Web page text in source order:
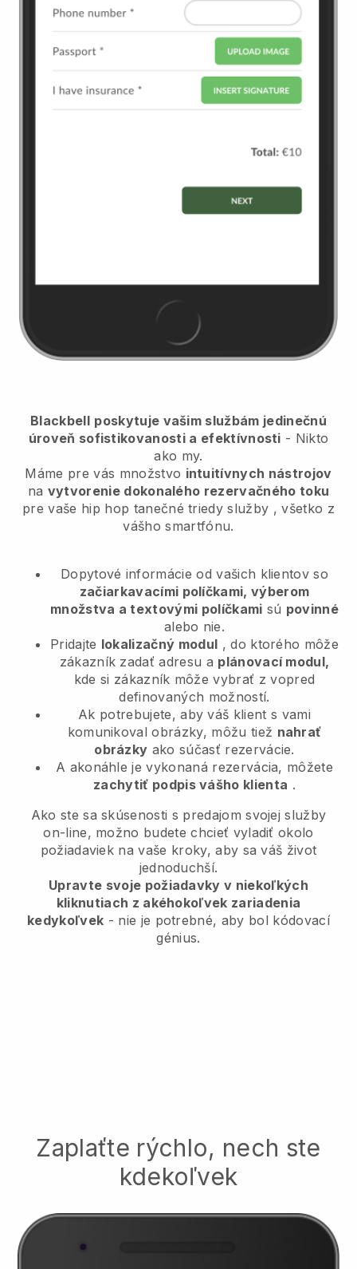
Blackbell poskytuje vašim službám jedinečnú
úroveň sofistikovanosti a efektívnosti - Nikto
ako my.
Máme pre vás množstvo intuitívnych nástrojov
na vytvorenie dokonalého rezervačného toku
pre vaše hip hop tanečné triedy služby , všetko z
vášho smartfónu.
Dopytové informácie od vašich klientov so
začiarkavacími políčkami, výberom
množstva a textovými políčkami sú povinné
alebo nie.
Pridajte lokalizačný modul , do ktorého môže
zákazník zadať adresu a plánovací modul,
kde si zákazník môže vybrať z vopred
definovaných možností.
Ak potrebujete, aby váš klient s vami
komunikoval obrázky, môžu tiež nahrať
obrázky ako súčasť rezervácie.
A akonáhle je vykonaná rezervácia, môžete
zachytiť podpis vášho klienta .
Ako ste sa skúsenosti s predajom svojej služby
on-line, možno budete chcieť vyladiť okolo
požiadaviek na vaše kroky, aby sa váš život
jednoduchší.
Upravte svoje požiadavky v niekoľkých
kliknutiach z akéhokoľvek zariadenia
kedykoľvek - nie je potrebné, aby bol kódovací
génius.
Zaplaťte rýchlo, nech ste
kdekoľvek